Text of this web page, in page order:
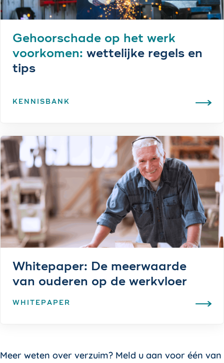
Gehoorschade op het werk
voorkomen: wettelijke regels en
tips
KENNISBANK
Whitepaper: De meerwaarde
van ouderen op de werkvloer
WHITEPAPER
Meer weten over verzuim? Meld u aan voor één van